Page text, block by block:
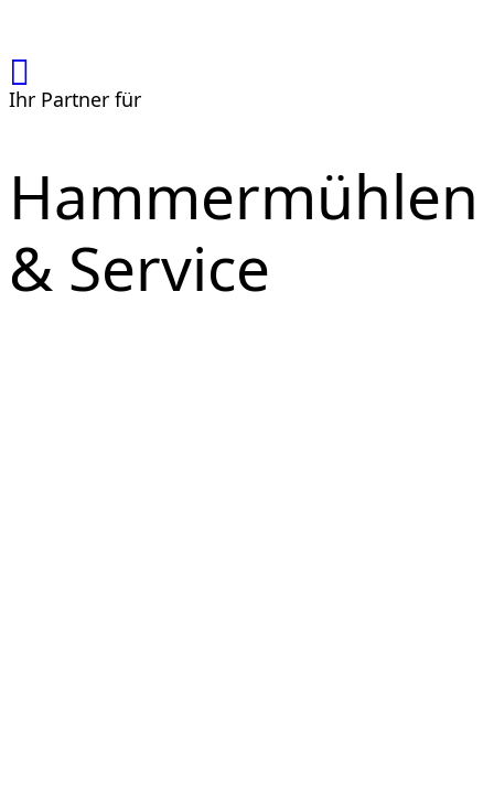
Ihr Partner für
Hammermühlen
& Service